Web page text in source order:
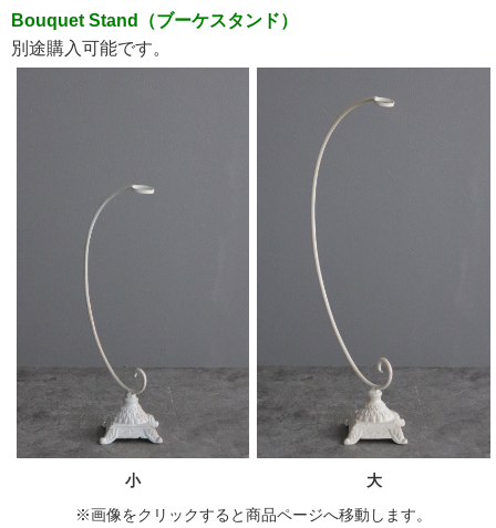
Bouquet Stand（ブーケスタンド）
別途購入可能です。
小
大
※画像をクリックすると商品ページへ移動します。